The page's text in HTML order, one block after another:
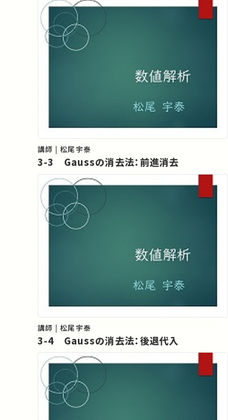
講師 | 松尾宇泰
3-3 Gaussの消去法：前進消去
講師 | 松尾宇泰
3-4 Gaussの消去法：後退代入